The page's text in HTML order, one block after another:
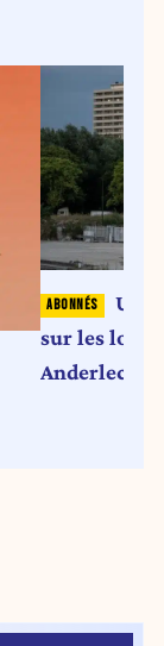
Une
sur les
Anderlecht